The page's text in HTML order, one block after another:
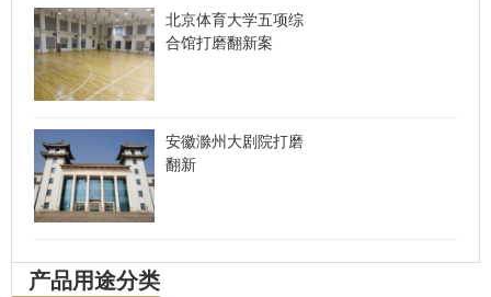
北京体育大学五项综
合馆打磨翻新案
安徽滁州大剧院打磨
翻新
产品用途分类